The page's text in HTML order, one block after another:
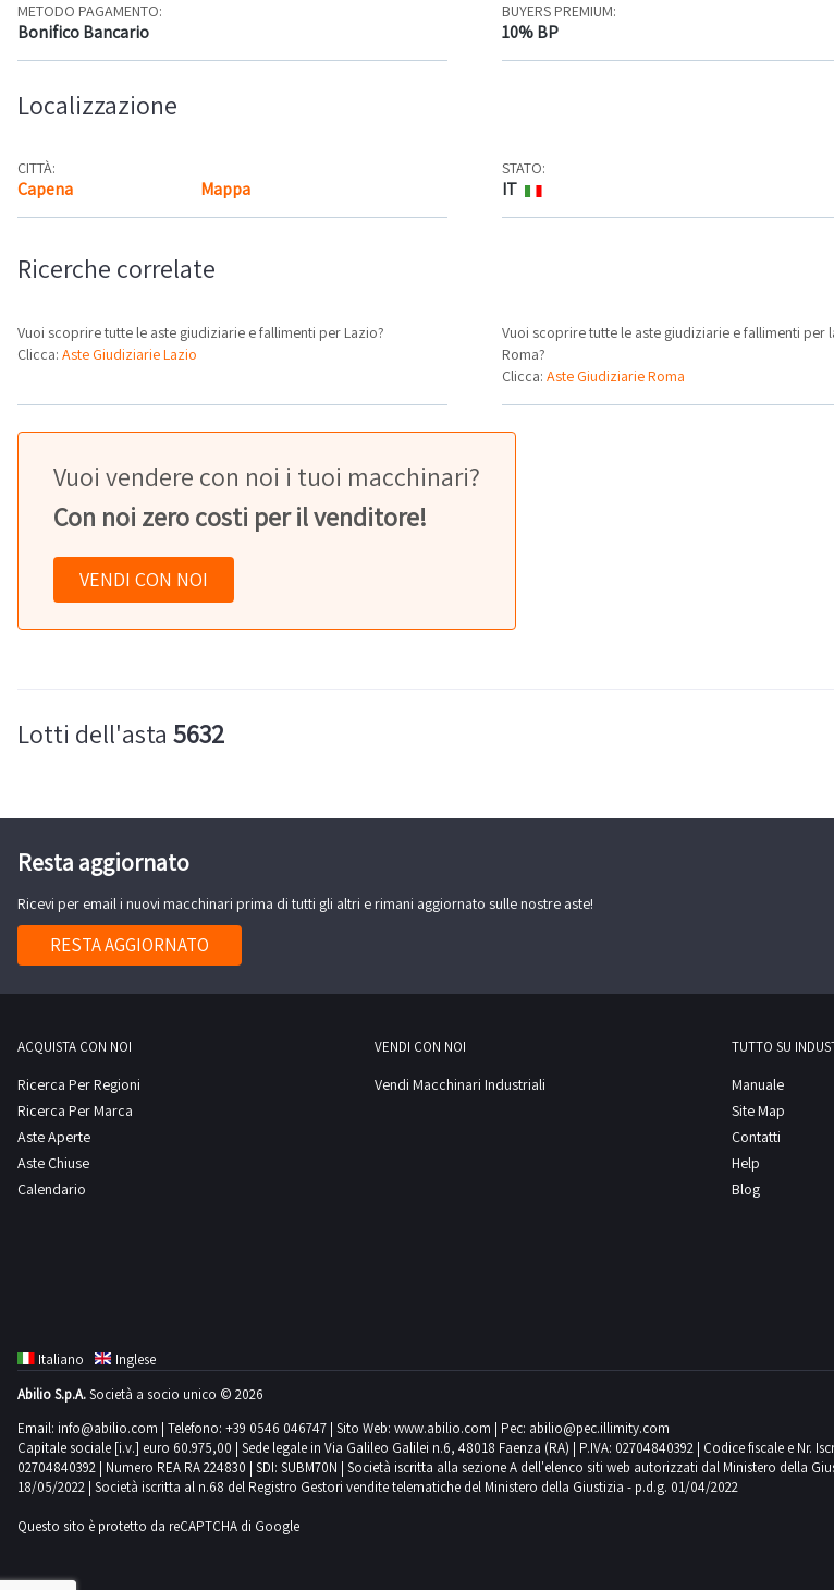
METODO PAGAMENTO:
Bonifico Bancario
BUYERS PREMIUM:
10% BP
Localizzazione
CITTÀ:
Capena Mappa
STATO:
IT
Ricerche correlate
Vuoi scoprire tutte le aste giudiziarie e fallimenti per Lazio?
Clicca: Aste Giudiziarie Lazio
Vuoi scoprire tutte le aste giudiziarie e fallimenti per
Roma?
Clicca:Aste Giudiziarie Roma
Vuoi vendere con noi i tuoi macchinari?
Con noi zero costi per il venditore!
VENDI CON NOI
Lotti dell'asta 5632
Resta aggiornato
Ricevi per email i nuovi macchinari prima di tutti gli altri e rimani aggiornato sulle nostre aste!
RESTA AGGIORNATO
ACQUISTA CON NOI
Ricerca Per Regioni
Ricerca Per Marca
Aste Aperte
Aste Chiuse
Calendario
VENDI CON NOI
Vendi Macchinari Industriali
TUTTO SU
Manuale
Site Map
Contatti
Help
Blog
Italiano
Inglese
Abilio S.p.A.Società a socio unico © 2026
Email: info@abilio.com | Telefono: +39 0546 046747 | Sito Web: www.abilio.com | Pec: abilio@pec.illimity.com
Capitale sociale [i.v.] euro 60.975,00 | Sede legale in Via Galileo Galilei n.6, 48018 Faenza (RA) | P.IVA: 02704840392 | Codice fiscale e Nr.
02704840392 | Numero REA RA 224830 | SDI: SUBM70N | Società iscritta alla sezione A dell'elenco siti web autorizzati dal Ministero della
18/05/2022 | Società iscritta al n.68 del Registro Gestori vendite telematiche del Ministero della Giustizia - p.d.g. 01/04/2022
Questo sito è protetto da reCAPTCHA di Google